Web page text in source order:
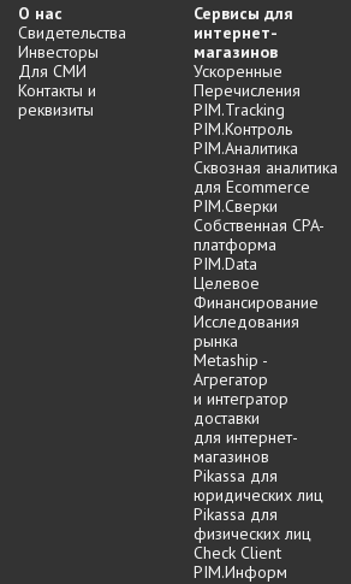
О нас
Свидетельства
Инвесторы
Для СМИ
Контакты и
реквизиты
Сервисы для
интернет-
магазинов
Ускоренные
Перечисления
PIM.Tracking
PIM.Контроль
PIM.Аналитика
Сквозная аналитика
для Ecommerce
PIM.Сверки
Собственная CPA-
платформа
PIM.Data
Целевое
Финансирование
Исследования
рынка
Metaship -
Агрегатор
и интегратор
доставки
для интернет-
магазинов
Pikassa для
юридических лиц
Pikassa для
физических лиц
Check Client
PIM.Информ